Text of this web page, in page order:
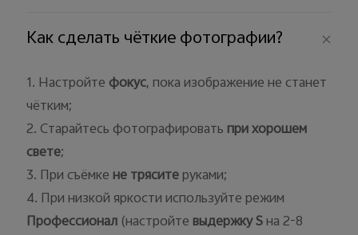
Как сделать чёткие фотографии?
1. Настройте фокус, пока изображение не станет
чётким;
2. Старайтесь фотографироватьпри хорошем
свете;
3. При съёмкене тряситеруками;
4. При низкой яркости используйтережим
Профессионал (настройтевыдержкуSна 2-8